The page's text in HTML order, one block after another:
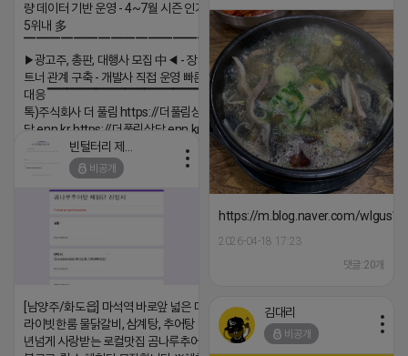
량 데이터 기반 운영 - 4~7월 시즌 인기 키워드
5위내 多
▔▔▔▔▔▔▔▔▔▔▔▔▔▔▔▔▔▔
▶광고주, 총판, 대행사 모집 中◀ - 장기 협업 파
트너 관계 구축 - 개발사 직접 운영 빠른 피드백
대응 ▔▔▔▔▔▔▔▔▔▔▔▔▔▔▔▔▔▔ (카
톡)주식회사 더 풀림 https://더풀림상
담.enn.kr https://더풀림상담.enn.kr
2026-04-18 17:26
https://m.blog.naver.com/
2026-04-18 17:23
댓글:20개
비공개
[남양주/화도읍] 마석역 바로앞 넓은 매장과, 프
라이빗한룸 물닭갈비, 삼계탕, 추어탕 맛집 10
년넘게 사랑받는 로컬맛집 곰나루추어탕에서
김대리
비공개